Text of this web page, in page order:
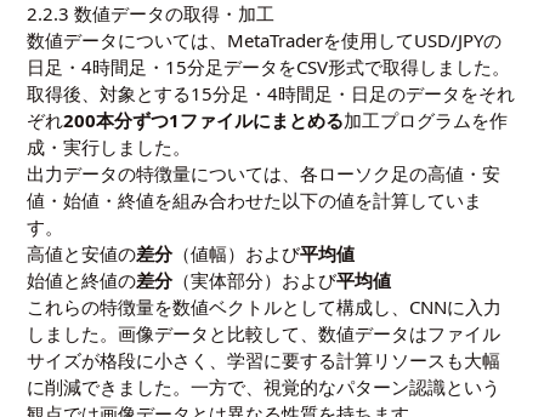
2.2.3 数値データの取得・加工
数値データについては、MetaTraderを使用してUSD/JPYの
日足・4時間足・15分足データをCSV形式で取得しました。
取得後、対象とする15分足・4時間足・日足のデータをそれ
ぞれ200本分ずつ1ファイルにまとめる加工プログラムを作
成・実行しました。
出力データの特徴量については、各ローソク足の高値・安
値・始値・終値を組み合わせた以下の値を計算していま
す。
高値と安値の差分（値幅）および平均値
始値と終値の差分（実体部分）および平均値
これらの特徴量を数値ベクトルとして構成し、CNNに入力
しました。画像データと比較して、数値データはファイル
サイズが格段に小さく、学習に要する計算リソースも大幅
に削減できました。一方で、視覚的なパターン認識という